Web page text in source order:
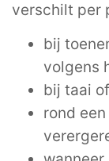
verschilt per
bij
volgens
bij taai
rond